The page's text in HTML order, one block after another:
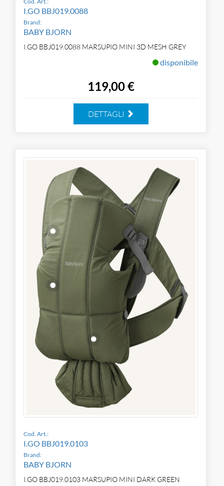
I.GO BBJ019.0088
Brand:
BABY BJORN
I.GO BBJ019.0088 MARSUPIO MINI 3D MESH GREY
disponibile
119,00 €
DETTAGLI
Cod. Art.:
I.GO BBJ019.0103
Brand:
BABY BJORN
I.GO BBJ019.0103 MARSUPIO MINI DARK GREEN